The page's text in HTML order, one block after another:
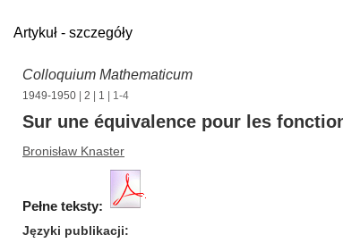
Artykuł - szczegóły
Colloquium Mathematicum
1949-1950 2 1 | 1-4
Sur une équivalence pour les
Bronisław Knaster
Pełne teksty:
Języki publikacji